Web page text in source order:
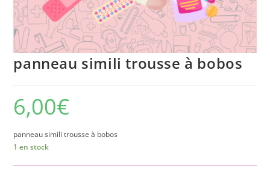
panneau simili trousse à bobos
6,00€
panneau simili trousse à bobos
1 en stock